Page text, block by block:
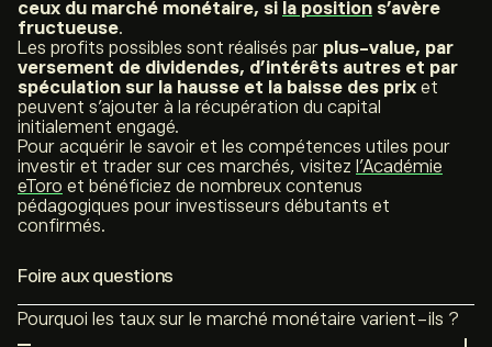
ceux du marché monétaire, si la position s’avère
fructueuse.
Les profits possibles sont réalisés par plus-value, par
versement de dividendes, d’intérêts autres et par
spéculation sur la hausse et la baisse des prix et
peuvent s’ajouter à la récupération du capital
initialement engagé.
Pour acquérir le savoir et les compétences utiles pour
investir et trader sur ces marchés, visitez l’Académie
eToro et bénéficiez de nombreux contenus
pédagogiques pour investisseurs débutants et
confirmés.
Foire aux questions
Pourquoi les taux sur le marché monétaire varient-ils ?